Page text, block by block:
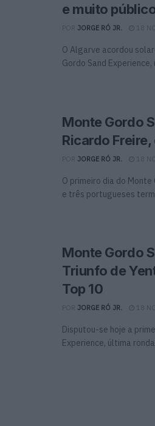
e muito
JORGE RÓ JR.
O Algarve acordou
Gordo Sand
Monte Gordo
Ricardo
JORGE RÓ JR.
O primeiro dia do
e três portugueses
Monte Gordo
Triunfo de
Top 10
JORGE RÓ JR. 18
Disputou-se hoje a
Experience, última